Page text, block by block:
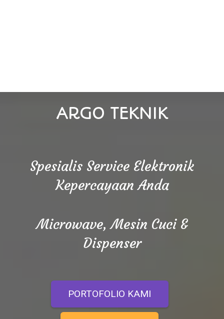
ARGO TEKNIK
Spesialis Service Elektronik
Kepercayaan Anda
Microwave, Mesin Cuci &
Dispenser
PORTOFOLIO KAMI